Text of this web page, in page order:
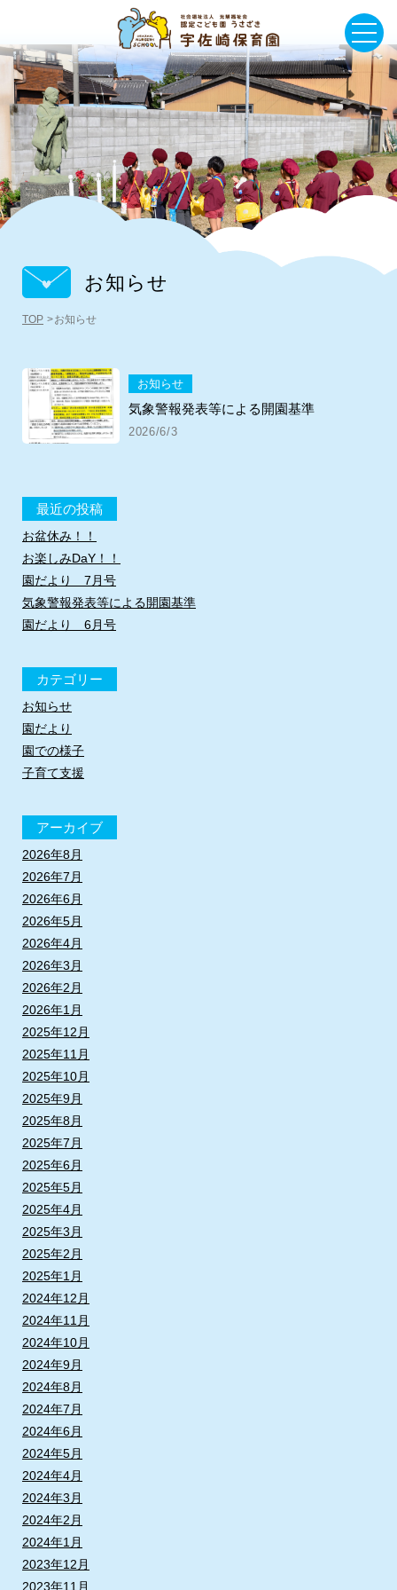
お知らせ
TOP お知らせ
お知らせ
気象警報発表等による開園基準
2026/6/3
最近の投稿
お盆休み！！
お楽しみDaY！！
園だより 7月号
気象警報発表等による開園基準
園だより 6月号
カテゴリー
お知らせ
園だより
園での様子
子育て支援
アーカイブ
2026年8月
2026年7月
2026年6月
2026年5月
2026年4月
2026年3月
2026年2月
2026年1月
2025年12月
2025年11月
2025年10月
2025年9月
2025年8月
2025年7月
2025年6月
2025年5月
2025年4月
2025年3月
2025年2月
2025年1月
2024年12月
2024年11月
2024年10月
2024年9月
2024年8月
2024年7月
2024年6月
2024年5月
2024年4月
2024年3月
2024年2月
2024年1月
2023年12月
2023年11月